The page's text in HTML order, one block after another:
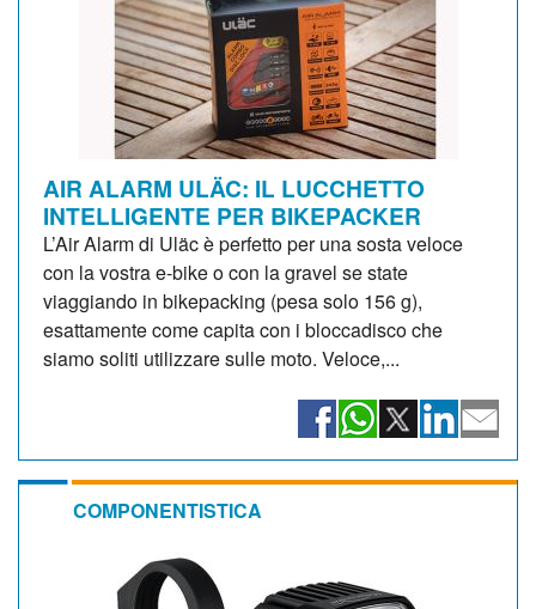
AIR ALARM ULÄC: IL LUCCHETTO
INTELLIGENTE PER BIKEPACKER
L’Air Alarm di Uläc è perfetto per una sosta veloce
con la vostra e-bike o con la gravel se state
viaggiando in bikepacking (pesa solo 156 g),
esattamente come capita con i bloccadisco che
siamo soliti utilizzare sulle moto. Veloce,...
COMPONENTISTICA